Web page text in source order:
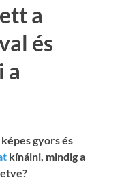
a
és
a
gyors és
kínálni, mindig a